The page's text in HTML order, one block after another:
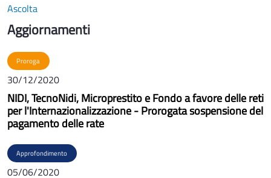
Ascolta
Aggiornamenti
Proroga
30/12/2020
NIDI, TecnoNidi, Microprestito e Fondo a favore delle reti
per l'Internazionalizzazione - Prorogata sospensione del
pagamento delle rate
Approfondimento
05/06/2020